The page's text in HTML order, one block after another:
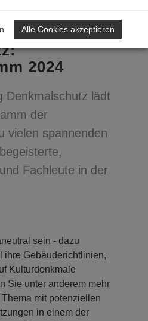
2024
Denkmalschutz lädt
der
vielen spannenden
Fachleute in der
sein - dazu
ihre Gebäuderichtlinien,
Kulturdenkmale
Sie unter anderem mehr
mit potenziellen
in einem der
Alle Cookies akzeptieren